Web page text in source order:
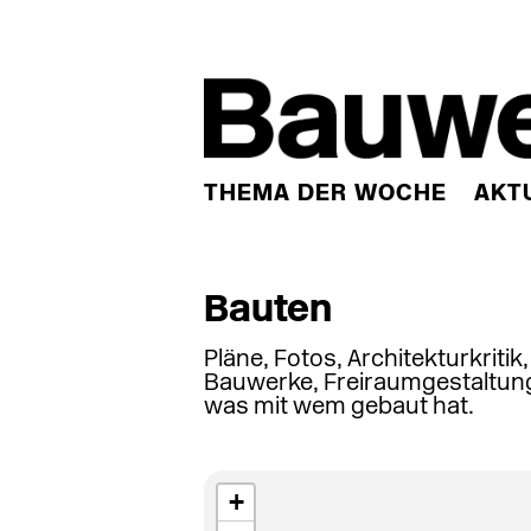
THEMA DER WOCHE
Bauten
Pläne, Fotos,
Bauwerke,
was mit wem gebaut hat.
+